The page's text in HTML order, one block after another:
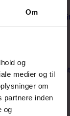
Om
og
medier og til
om
partnere inden
og
afkast?
penge at
bruge
Tobi?